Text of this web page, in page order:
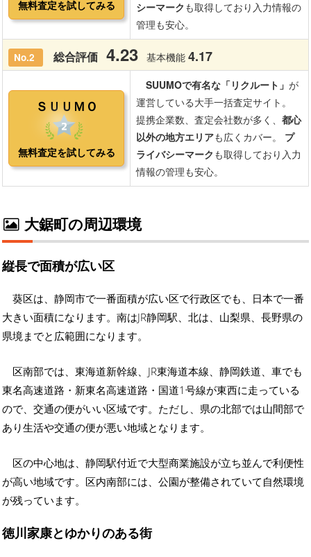
大鋸町の周辺環境
縦長で面積が広い区
葵区は、静岡市で一番面積が広い区で行政区でも、日本で一番
大きい面積になります。南はJR静岡駅、北は、山梨県、長野県の
県境までと広範囲になります。
区南部では、東海道新幹線、JR東海道本線、静岡鉄道、車でも
東名高速道路・新東名高速道路・国道1号線が東西に走っている
ので、交通の便がいい区域です。ただし、県の北部では山間部で
あり生活や交通の便が悪い地域となります。
区の中心地は、静岡駅付近で大型商業施設が立ち並んで利便性
が高い地域です。区内南部には、公園が整備されていて自然環境
が残っています。
徳川家康とゆかりのある街